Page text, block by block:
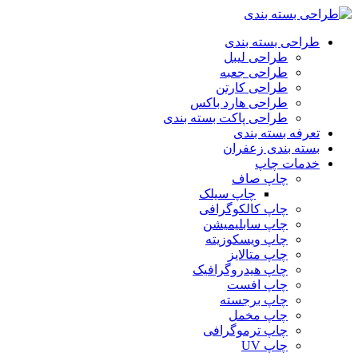
پرش
محتوا
طراحی بسته بندی
طراحی لیبل
طراحی جعبه
طراحی کارتن
طراحی هارد باکس
طراحی پاکت بسته بندی
تعرفه بسته بندی
بسته بندی زعفران
خدمات چاپ
چاپ صاف
چاپ سیلک
چاپ کالکوگرافی
چاپ سابلیمیشن
چاپ ویسکوزیته
چاپ متالایز
چاپ هیدروگرافیک
چاپ افست
چاپ برجسته
چاپ مخمل
چاپ ترموگرافی
چاپ UV